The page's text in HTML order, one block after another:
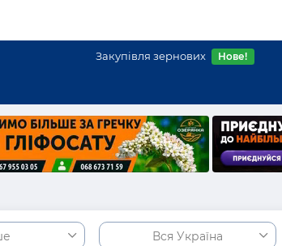
Закупівля зернових Нове!
Вся Україна